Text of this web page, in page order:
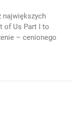
największych
of Us Part I to
– cenionego